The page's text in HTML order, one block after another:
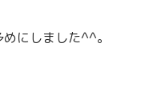
にしました^^。